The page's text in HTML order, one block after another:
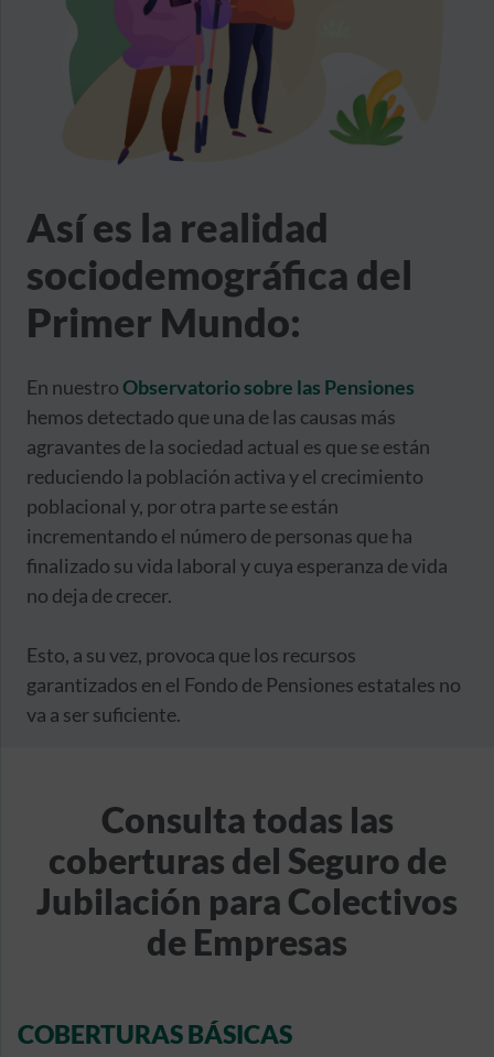
Así es la realidad
sociodemográfica del
Primer Mundo:
En nuestroObservatorio sobre las Pensiones
hemos detectado que una de las causas más
agravantes de la sociedad actual es que se están
reduciendo la población activa y el crecimiento
poblacional y, por otra parte se están
incrementando el número de personas que ha
finalizado su vida laboral y cuya esperanza de vida
no deja de crecer.
Esto, a su vez, provoca que los recursos
garantizados en el Fondo de Pensiones estatales no
va a ser suficiente.
Consulta todas las
coberturas del Seguro de
Jubilación para Colectivos
de Empresas
COBERTURAS BÁSICAS